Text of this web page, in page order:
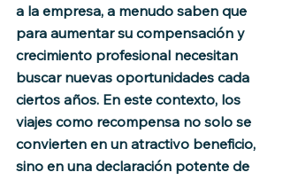
a la empresa, a menudo saben que
para aumentar su compensación y
crecimiento profesional necesitan
buscar nuevas oportunidades cada
ciertos años. En este contexto, los
viajes como recompensa no solo se
convierten en un atractivo beneficio,
sino en una declaración potente de